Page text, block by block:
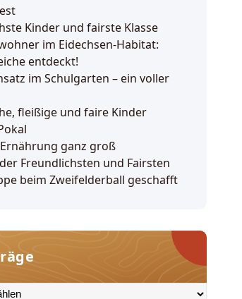
Kinder und fairste Klasse
im Eidechsen-Habitat:
entdeckt!
im Schulgarten – ein voller
fleißige und faire Kinder
ganz groß
Freundlichsten und Fairsten
beim Zweifelderball geschafft